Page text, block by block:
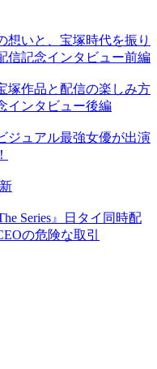
想いと、宝塚時代を振り
記念インタビュー前編
塚作品と配信の楽しみ方
インタビュー後編
ジュアル最強女優が出演
Series』日タイ同時配
の危険な取引